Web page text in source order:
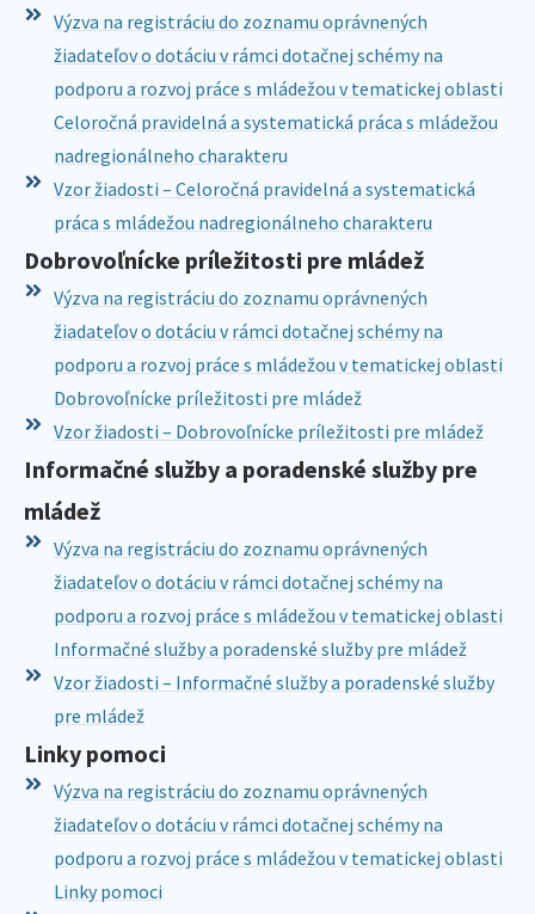
Výzva na registráciu do zoznamu oprávnených
žiadateľov o dotáciu v rámci dotačnej schémy na
podporu a rozvoj práce s mládežou v tematickej oblasti
Celoročná pravidelná a systematická práca s mládežou
nadregionálneho charakteru
Vzor žiadosti – Celoročná pravidelná a systematická
práca s mládežou nadregionálneho charakteru
Dobrovoľnícke príležitosti pre mládež
Výzva na registráciu do zoznamu oprávnených
žiadateľov o dotáciu v rámci dotačnej schémy na
podporu a rozvoj práce s mládežou v tematickej oblasti
Dobrovoľnícke príležitosti pre mládež
Vzor žiadosti – Dobrovoľnícke príležitosti pre mládež
Informačné služby a poradenské služby pre
mládež
Výzva na registráciu do zoznamu oprávnených
žiadateľov o dotáciu v rámci dotačnej schémy na
podporu a rozvoj práce s mládežou v tematickej oblasti
Informačné služby a poradenské služby pre mládež
Vzor žiadosti – Informačné služby a poradenské služby
pre mládež
Linky pomoci
Výzva na registráciu do zoznamu oprávnených
žiadateľov o dotáciu v rámci dotačnej schémy na
podporu a rozvoj práce s mládežou v tematickej oblasti
Linky pomoci